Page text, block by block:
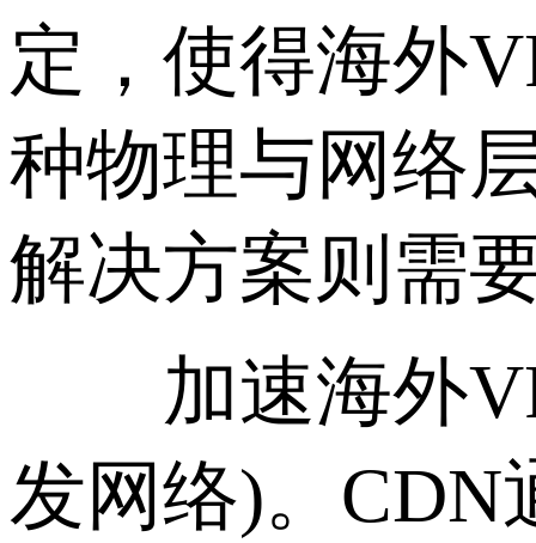
定，使得海外
种物理与网络
解决方案则需
加速海外
发网络)。CDN